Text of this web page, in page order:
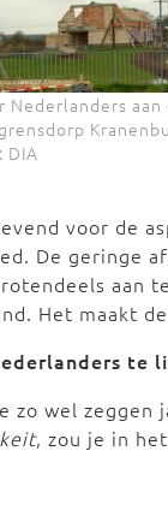
Nederlanders aan
DIA
voor de
De geringe
aan
Het maakt
te
zo wel
, zou je in